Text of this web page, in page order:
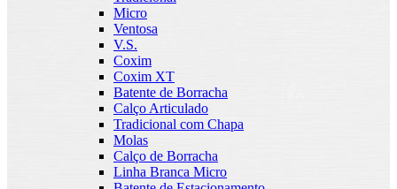
Micro
Ventosa
V.S.
Coxim
Coxim XT
Batente de Borracha
Calço Articulado
Tradicional com Chapa
Molas
Calço de Borracha
Linha Branca Micro